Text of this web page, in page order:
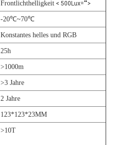
Frontlichthelligkeit< 500Lux="">
-20℃~70℃
Konstantes helles und RGB
25h
>1000m
>3 Jahre
2 Jahre
123*123*23MM
>10T